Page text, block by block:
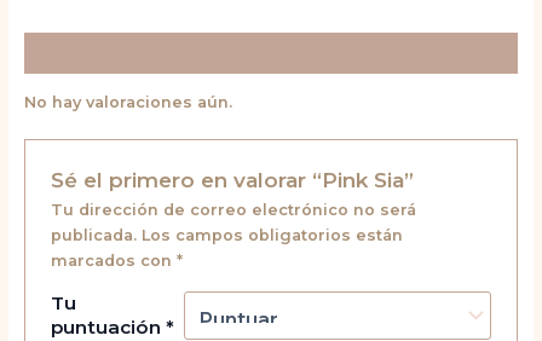
No hay valoraciones aún.
Sé el primero en valorar “Pink Sia”
Tu dirección de correo electrónico no será
publicada. Los campos obligatorios están
marcados con *
Tu
puntuación *